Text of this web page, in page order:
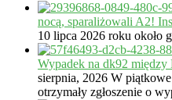
nocą, sparaliżowali A2!
10 lipca 2026 roku około
Wypadek na dk92
sierpnia, 2026 W piątkowe
otrzymały zgłoszenie o